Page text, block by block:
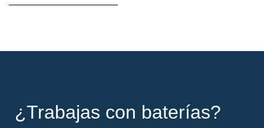
herramientas
¿Trabajas con baterías?